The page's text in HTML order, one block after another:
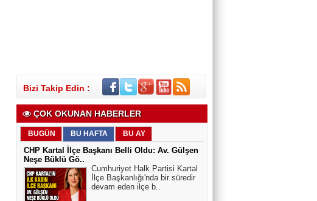
Bizi Takip Edin :
ÇOK OKUNAN HABERLER
BUGÜN BU HAFTA BU AY
CHP Kartal İlçe Başkanı Belli Oldu: Av. Gülşen
Neşe Büklü Gö..
Cumhuriyet Halk Partisi Kartal
İlçe Başkanlığı'nda bir süredir
devam eden ilçe b..